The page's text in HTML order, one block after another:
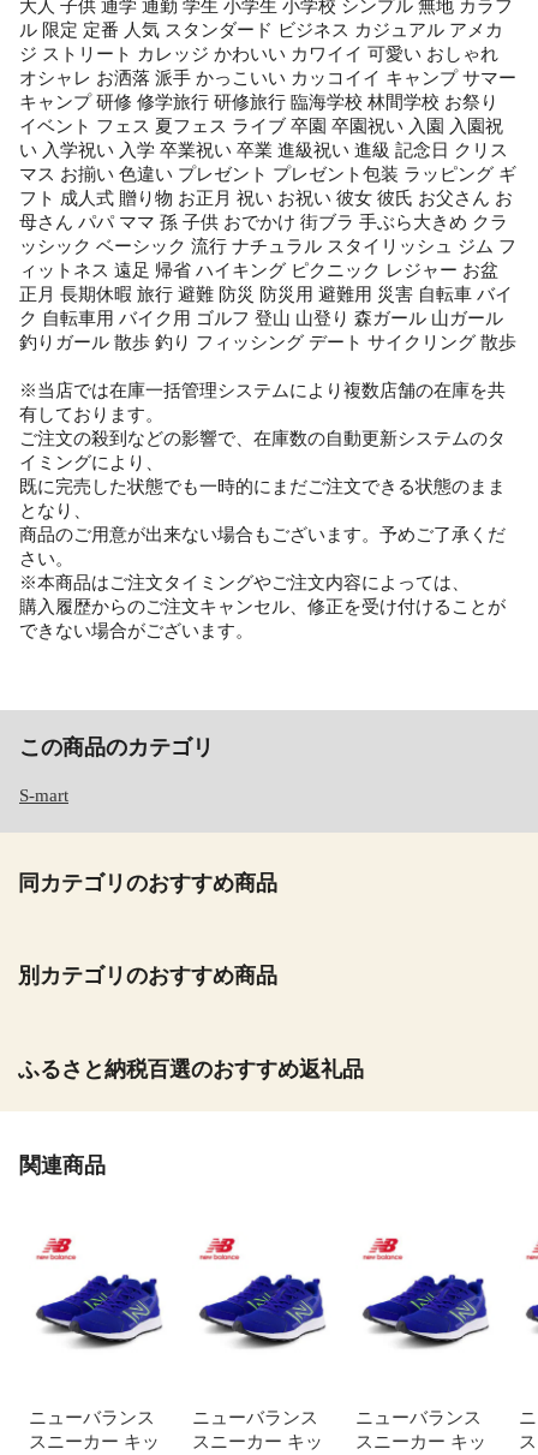
大人 子供 通学 通勤 学生 小学生 小学校 シンプル 無地 カラフ
ル 限定 定番 人気 スタンダード ビジネス カジュアル アメカ
ジ ストリート カレッジ かわいい カワイイ 可愛い おしゃれ
オシャレ お洒落 派手 かっこいい カッコイイ キャンプ サマー
キャンプ 研修 修学旅行 研修旅行 臨海学校 林間学校 お祭り
イベント フェス 夏フェス ライブ 卒園 卒園祝い 入園 入園祝
い 入学祝い 入学 卒業祝い 卒業 進級祝い 進級 記念日 クリス
マス お揃い 色違い プレゼント プレゼント包装 ラッピング ギ
フト 成人式 贈り物 お正月 祝い お祝い 彼女 彼氏 お父さん お
母さん パパ ママ 孫 子供 おでかけ 街ブラ 手ぶら大きめ クラ
ッシック ベーシック 流行 ナチュラル スタイリッシュ ジム フ
ィットネス 遠足 帰省 ハイキング ピクニック レジャー お盆
正月 長期休暇 旅行 避難 防災 防災用 避難用 災害 自転車 バイ
ク 自転車用 バイク用 ゴルフ 登山 山登り 森ガール 山ガール
釣りガール 散歩 釣り フィッシング デート サイクリング 散歩
※当店では在庫一括管理システムにより複数店舗の在庫を共
有しております。
ご注文の殺到などの影響で、在庫数の自動更新システムのタ
イミングにより、
既に完売した状態でも一時的にまだご注文できる状態のまま
となり、
商品のご用意が出来ない場合もございます。予めご了承くだ
さい。
※本商品はご注文タイミングやご注文内容によっては、
購入履歴からのご注文キャンセル、修正を受け付けることが
できない場合がございます。
この商品のカテゴリ
S-mart
同カテゴリのおすすめ商品
別カテゴリのおすすめ商品
ふるさと納税百選のおすすめ返礼品
関連商品
ニューバランス
スニーカー キッ
ニューバランス
スニーカー キッ
ニューバランス
スニーカー キッ